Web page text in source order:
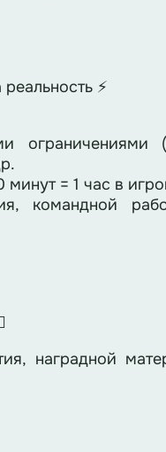
⚡
= 1 час в
командной
наградной